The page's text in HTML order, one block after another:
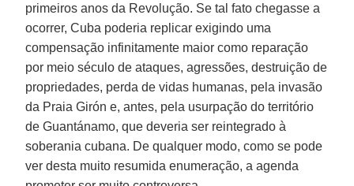
primeiros anos da Revolução. Se tal fato chegasse a
ocorrer, Cuba poderia replicar exigindo uma
compensação infinitamente maior como reparação
por meio século de ataques, agressões, destruição de
propriedades, perda de vidas humanas, pela invasão
da Praia Girón e, antes, pela usurpação do território
de Guantánamo, que deveria ser reintegrado à
soberania cubana. De qualquer modo, como se pode
ver desta muito resumida enumeração, a agenda